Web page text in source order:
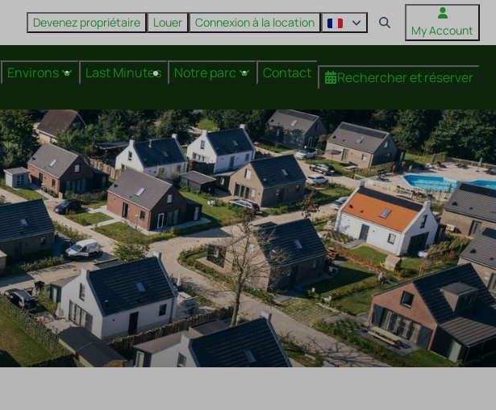
Devenez propriétaire Louer Connexion à la location
My Account
Environs Last Minutes Notre parc Contact Rechercher et réserver